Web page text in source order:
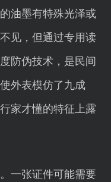
油墨有特殊光泽或
见，但通过专用读
防伪技术，是民间
外表模仿了九成
家才懂的特征上露
一张证件可能需要